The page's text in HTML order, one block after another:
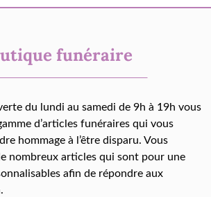
funéraire
du lundi au samedi de 9h à 19h vous
d’articles funéraires qui vous
hommage à l’être disparu. Vous
nombreux articles qui sont pour une
afin de répondre aux